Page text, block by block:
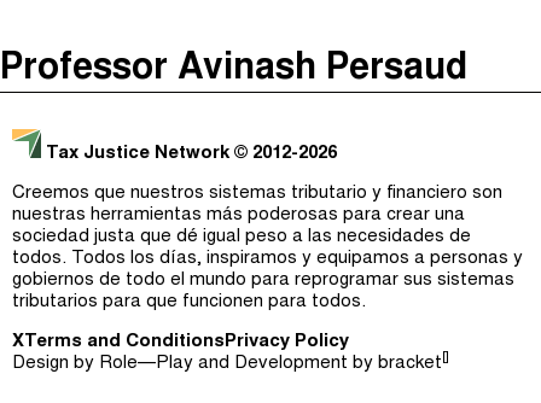
Justicia Impositiva
É Da Sua Conta
Impôts et Justice Sociale
The Corruption Diaries
Episodios (0)
Buscar
Professor Avinash Persaud
Tax Justice Network © 2012-2026
Creemos que nuestros sistemas tributario y financiero son
nuestras herramientas más poderosas para crear una
sociedad justa que dé igual peso a las necesidades de
todos. Todos los días, inspiramos y equipamos a personas y
gobiernos de todo el mundo para reprogramar sus sistemas
tributarios para que funcionen para todos.
X Terms and ConditionsPrivacy Policy
Design by Role—Play and Development by bracket